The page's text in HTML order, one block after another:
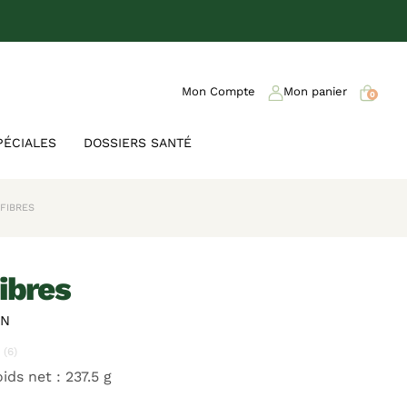
DOSSIERS SANTÉ
Mon Compte Mon panier 0
(6)
net : 237.5 g